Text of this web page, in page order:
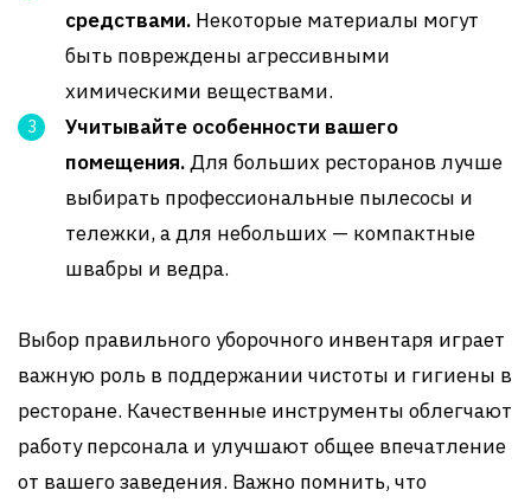
средствами. Некоторые материалы могут
быть повреждены агрессивными
химическими веществами.
Учитывайте особенности вашего
помещения.Для больших ресторанов лучше
выбирать профессиональные пылесосы и
тележки, а для небольших — компактные
швабры и ведра.
Выбор правильного уборочного инвентаря играет
важную роль в поддержании чистоты и гигиены в
ресторане. Качественные инструменты облегчают
работу персонала и улучшают общее впечатление
от вашего заведения. Важно помнить, что